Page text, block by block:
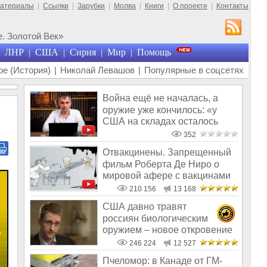
Ссылки Зарубки Молва Книги О проекте Контакты
Золотой Век»
ЛНР | США | Сирия | Мир | Помощь
(История) | Николай Левашов | Популярные в соцсетях
Война ещё не началась, а
оружие уже кончилось: «у
США на складах осталось
352
Отвакцинены. Запрещенный
фильм Роберта Де Ниро о
мировой афере с вакцинами
210 156 13 168
США давно травят
россиян биологическим
оружием – новое откровение
Эдварда Сноудена
246 224 12 527
Пчеломор: в Канаде от ГМ-